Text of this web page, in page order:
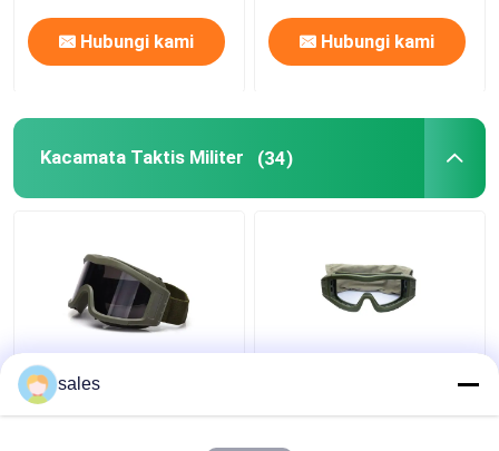
Hubungi kami Hubungi kami
Kacamata Taktis Militer (34)
Anti Fog Lens Militer
Taktis Goggles UV
sales